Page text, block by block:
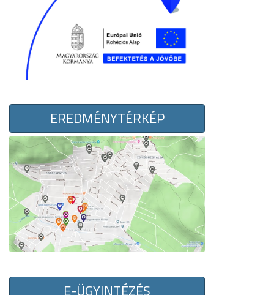
EREDMÉNYTÉRKÉP
E-ÜGYINTÉZÉS